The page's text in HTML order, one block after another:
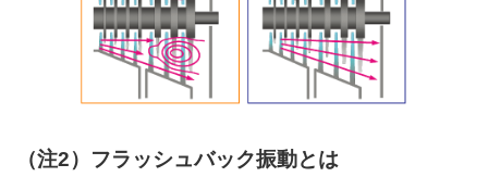
（注2）フラッシュバック振動とは